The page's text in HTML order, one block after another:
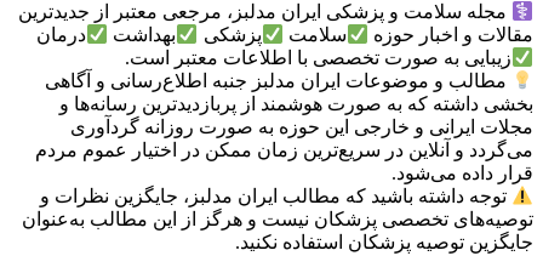
مجله سلامت و پزشکی ایران مدلبز، مرجعی معتبر از جدیدترین
مقالات و اخبار حوزه
سلامت پزشکی بهداشت
درمان
زیبایی به صورت تخصصی با اطلاعات معتبر است.
مطالب و موضوعات ایران مدلبز جنبه اطلاع‌رسانی و آگاهی
بخشی داشته که به صورت هوشمند از پربازدیدترین رسانه‌ها و
مجلات ایرانی و خارجی این حوزه به صورت روزانه گردآوری
می‌گردد و آنلاین در سریع‌ترین زمان ممکن در اختیار عموم مردم
قرار داده می‌شود.
توجه داشته باشید که مطالب ایران مدلبز، جایگزین نظرات و
توصیه‌های تخصصی پزشکان نیست و هرگز از این مطالب به‌عنوان
جایگزین توصیه پزشکان استفاده نکنید.